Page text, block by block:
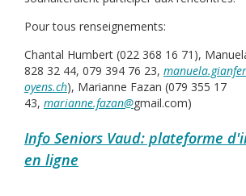
Pour tous renseignements:
Chantal Humbert (022 368 16 71),
828 32 44, 079 394 76 23,
oyens.ch), Marianne Fazan (079 355 17
43, marianne.fazan@gmail.com)
Info Seniors Vaud: plateforme
en ligne